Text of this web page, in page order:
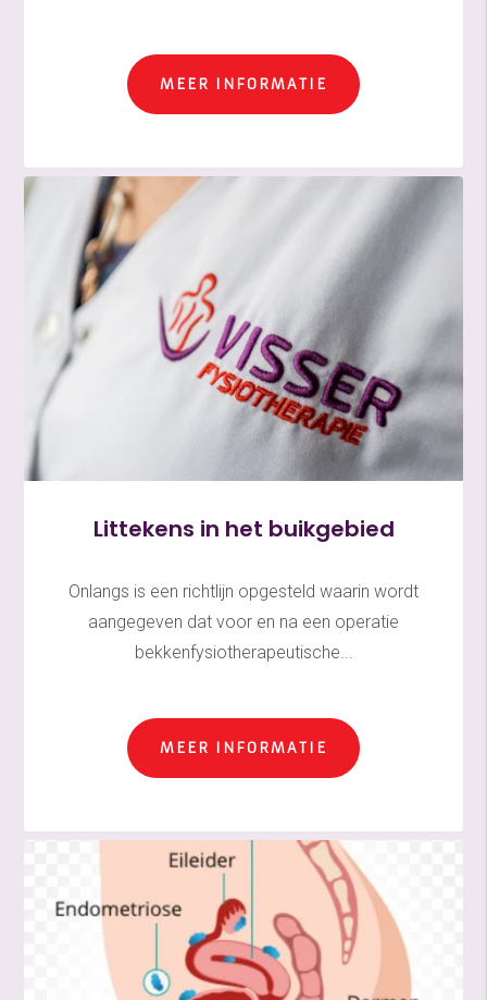
MEER INFORMATIE
Littekens in het buikgebied
Onlangs is een richtlijn opgesteld waarin wordt
aangegeven dat voor en na een operatie
bekkenfysiotherapeutische...
MEER INFORMATIE